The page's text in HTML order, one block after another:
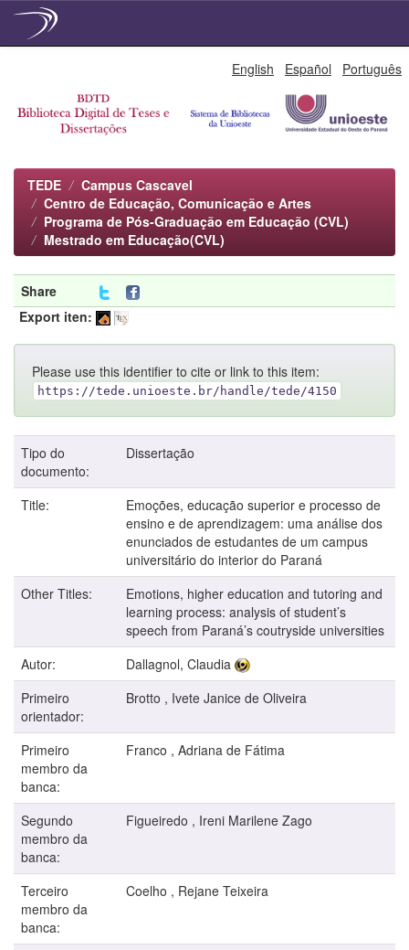
English Español Português
TEDE
Campus Cascavel
Centro de Educação, Comunicação e Artes
Programa de Pós-Graduação em Educação (CVL)
Mestrado em Educação(CVL)
Share
Export iten:
Please use this identifier to cite or link to this item:
https://tede.unioeste.br/handle/tede/4150
Tipo do
documento:
Dissertação
Title:
Emoções, educação superior e processo de
ensino e de aprendizagem: uma análise dos
enunciados de estudantes de um campus
universitário do interior do Paraná
Other Titles:
Emotions, higher education and tutoring and
learning process: analysis of student’s
speech from Paraná’s coutryside universities
Autor:
Dallagnol, Claudia
Primeiro
orientador:
Brotto , Ivete Janice de Oliveira
Primeiro
membro da
banca:
Franco , Adriana de Fátima
Segundo
membro da
banca:
Figueiredo , Ireni Marilene Zago
Terceiro
membro da
banca:
Coelho , Rejane Teixeira